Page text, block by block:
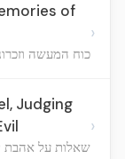
of
כוח המעשה
›
Judging
שאלות על אהבת
›